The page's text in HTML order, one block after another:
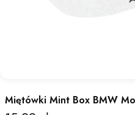
Miętówki Mint Box BMW